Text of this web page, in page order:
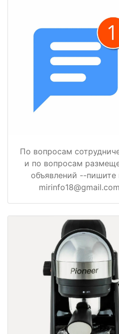
По вопросам
и по вопросам
объявлений --пишите
mirinfo18@gmail.com